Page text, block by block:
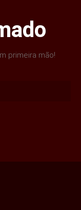
primeira mão!